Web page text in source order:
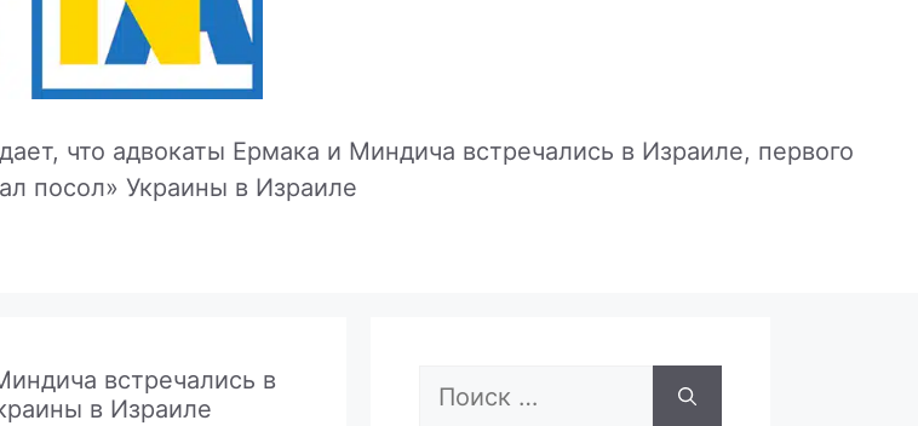
что адвокаты Ермака и Миндича встречались в Израиле, первого
посол» Украины в Израиле
встречались в
в Израиле
Поиск: